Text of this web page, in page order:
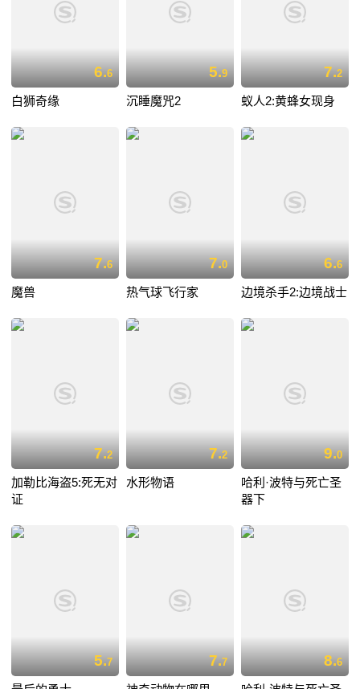
6.6
白狮奇缘
5.9
沉睡魔咒2
7.2
蚁人2:黄蜂女现身
7.6
魔兽
7.0
热气球飞行家
6.6
边境杀手2:边境战士
7.2
加勒比海盗5:死无对
证
7.2
水形物语
9.0
哈利·波特与死亡圣
器下
5.7 7.7 8.6